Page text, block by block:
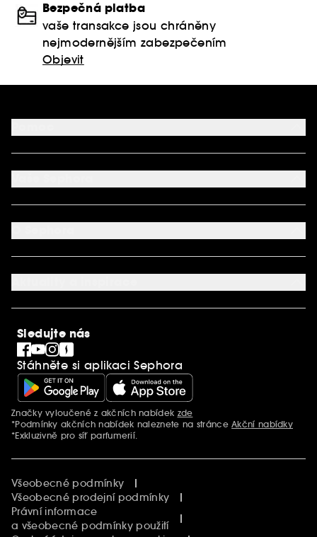
Bezpečná platba
vaše transakce jsou chráněny
nejmodernějším zabezpečením
Objevit
FAQ
Podmínky Nabídek
Kontaktujte nás
Mapa stránky
Můj účet
Aplikace SEPHORA
Nastavení souborů cookie
O společnosti Sephora
Kariéra
SEPHORiA
Blog Sephora
Singles´ Day
Black Friday
Cyber Monday
Vánoce
Sledujte nás
Stáhněte si aplikaci Sephora
Další informace
Značky vyloučené z akčních nabídek zde
*Podmínky akčních nabídek naleznete na stránceAkční nabídky
*Exkluzivně pro síť parfumerií.
Všeobecné podmínky
Všeobecné prodejní podmínky
Právní informace
a všeobecné podmínky použití